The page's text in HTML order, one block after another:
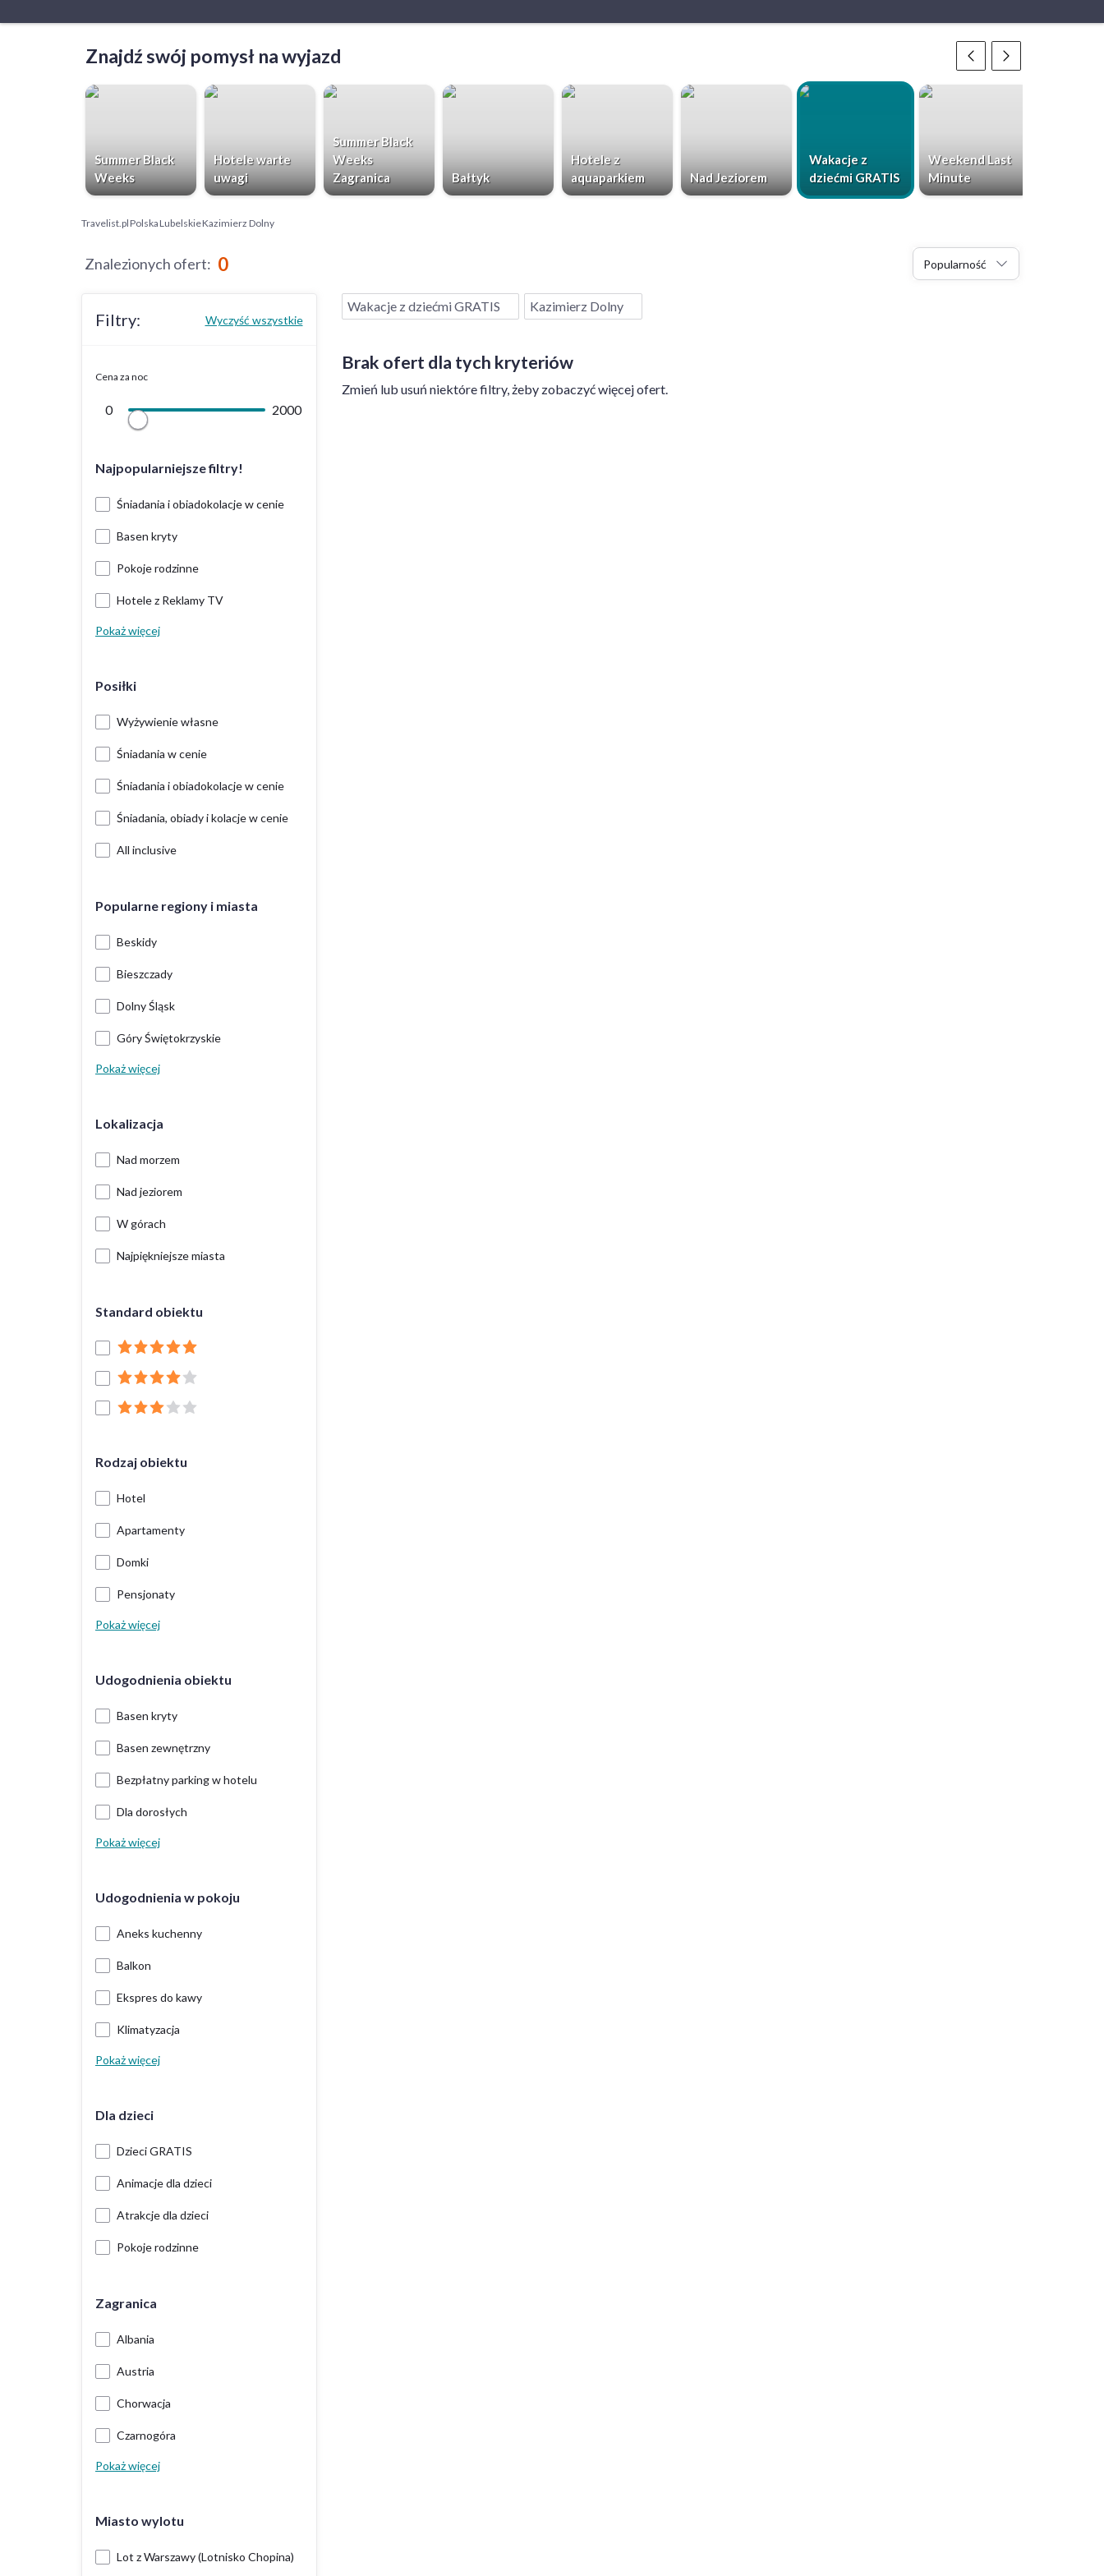
Znajdź swój pomysł na wyjazd
Summer Black
Weeks
Hotele warte
uwagi
Summer Black
Weeks
Zagranica
Bałtyk
Hotele z
aquaparkiem
Nad Jeziorem
Wakacje z
dziećmi GRATIS
Weekend Last
Minute
Travelist.plPolskaLubelskieKazimierz Dolny
Znalezionych ofert: 0 Popularność
Filtry: Wyczyść wszystkie
Cena za noc
0 2000
Najpopularniejsze filtry!
Śniadania i obiadokolacje w cenie
Basen kryty
Pokoje rodzinne
Hotele z Reklamy TV
Pokaż więcej
Posiłki
Wyżywienie własne
Śniadania w cenie
Śniadania i obiadokolacje w cenie
Śniadania, obiady i kolacje w cenie
All inclusive
Popularne regiony i miasta
Beskidy
Bieszczady
Dolny Śląsk
Góry Świętokrzyskie
Pokaż więcej
Lokalizacja
Nad morzem
Nad jeziorem
W górach
Najpiękniejsze miasta
Standard obiektu
Rodzaj obiektu
Hotel
Apartamenty
Domki
Pensjonaty
Pokaż więcej
Udogodnienia obiektu
Basen kryty
Basen zewnętrzny
Bezpłatny parking w hotelu
Dla dorosłych
Pokaż więcej
Udogodnienia w pokoju
Aneks kuchenny
Balkon
Ekspres do kawy
Klimatyzacja
Pokaż więcej
Dla dzieci
Dzieci GRATIS
Animacje dla dzieci
Atrakcje dla dzieci
Pokoje rodzinne
Zagranica
Albania
Austria
Chorwacja
Czarnogóra
Pokaż więcej
Miasto wylotu
Lot z Warszawy (Lotnisko Chopina)
Wakacje z dziećmi GRATIS Kazimierz Dolny
Brak ofert dla tych kryteriów
Zmień lub usuń niektóre filtry, żeby zobaczyć więcej ofert.